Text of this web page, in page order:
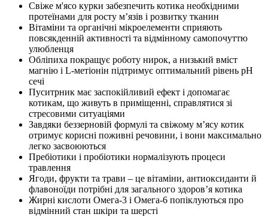
Свіже м'ясо курки забезпечить котика необхідними
протеїнами для росту м’язів і розвитку тканин
Вітаміни та органічні мікроелементи сприяють
повсякденній активності та відмінному самопочуттю
улюбленця
Обліпиха покращує роботу нирок, а низький вміст
магнію і L-метіонін підтримує оптимальний рівень pH
сечі
Пуситрник має заспокійливий ефект і допомагає
котикам, що живуть в приміщенні, справлятися зі
стресовими ситуаціями
Завдяки беззерновій формулі та свіжому м’ясу котик
отримує корисні поживні речовини, і вони максимально
легко засвоюються
Пребіотики і пробіотики нормалізують процеси
травлення
Ягоди, фрукти та трави – це вітаміни, антиоксиданти й
флавоноїди потрібні для загального здоров’я котика
Жирні кислоти Омега-3 і Омега-6 попіклуються про
відмінний стан шкіри та шерсті